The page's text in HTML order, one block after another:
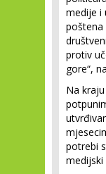
medije i
poštena
protiv
gore“,
Na
potrebi
medijski